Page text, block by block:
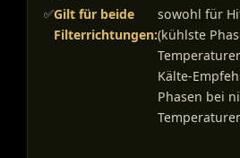
Gilt für beide
Filterrichtungen:
sowohl für
(kühlste
Kälte-
Phasen bei